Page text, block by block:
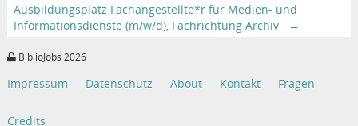
Ausbildungsplatz Fachangestellte*r für Medien- und
Informationsdienste (m/w/d), Fachrichtung Archiv
→
BiblioJobs 2026
Impressum Datenschutz About Kontakt Fragen
Credits